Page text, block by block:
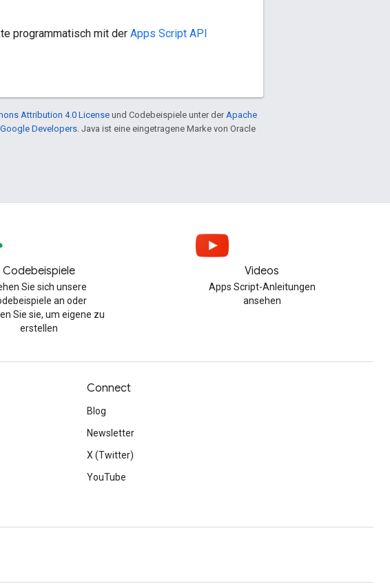
programmatisch mit der Apps Script API
Attribution 4.0 License und Codebeispiele unter der Apache
Developers . Java ist eine eingetragene Marke von Oracle
Codebeispiele
Sie sich unsere
an oder
Sie sie, um eigene zu
erstellen
Videos
Apps Script-Anleitungen
ansehen
Connect
Blog
Newsletter
X (Twitter)
YouTube